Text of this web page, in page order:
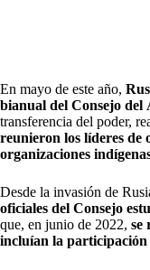
En mayo de este año,
bianual del Consejo del
transferencia del poder,
reunieron los líderes de
organizaciones
Desde la invasión de
oficiales del Consejo
que, en junio de 2022, se
incluían la participación